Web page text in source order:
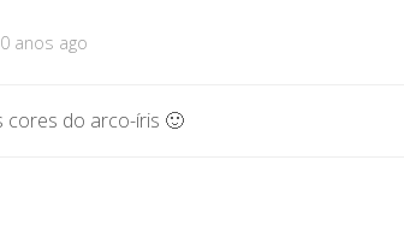
anos ago
cores do arco-íris 🙂